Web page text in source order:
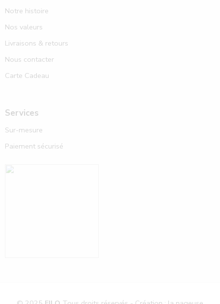
Notre histoire
Nos valeurs
Livraisons & retours
Nous contacter
Carte Cadeau
Services
Sur-mesure
Paiement sécurisé